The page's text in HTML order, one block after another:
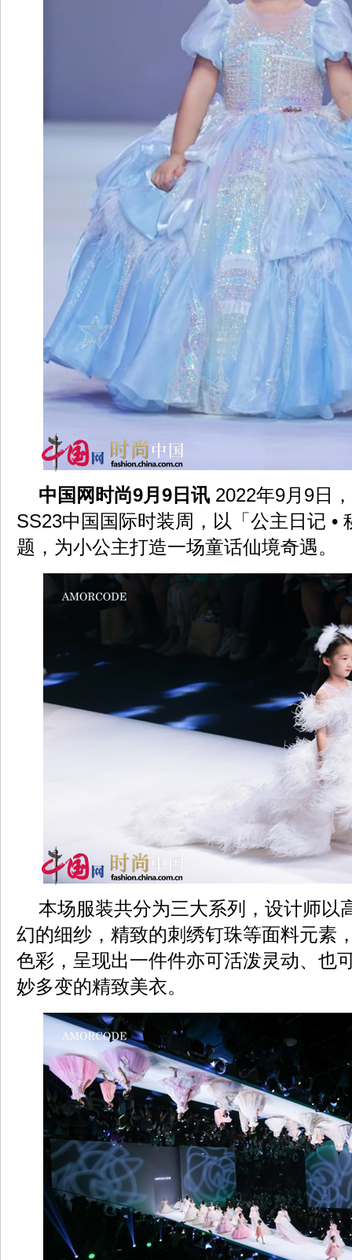
中国网时尚9月9日讯 2022年9月9日
SS23中国国际时装周，以「公主日记 •
题，为小公主打造一场童话仙境奇遇。
本场服装共分为三大系列，设计师以
幻的细纱，精致的刺绣钉珠等面料元素
色彩，呈现出一件件亦可活泼灵动、也
妙多变的精致美衣。